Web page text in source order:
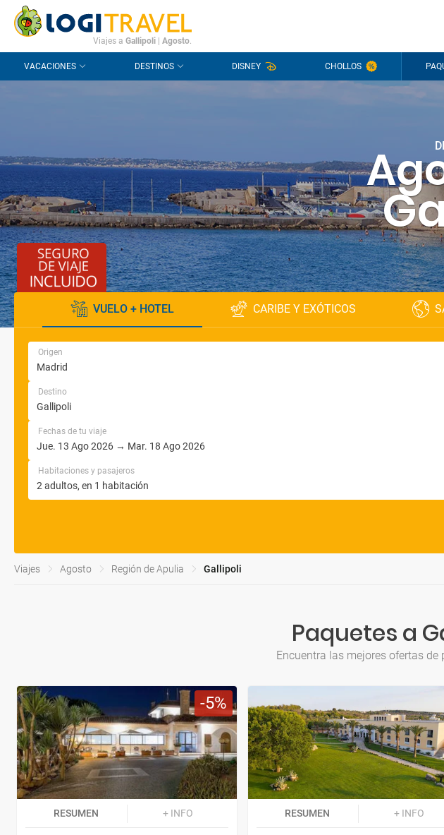
CONTACTO PREGUNTAS FRECUENTES
Viajes a Gallipoli| Agosto.
VACACIONES DESTINOS DISNEY CHOLLOS
VUELO + HOTEL CARIBE Y EXÓTICOS
Origen
Destino
Fechas de tu viaje
Habitaciones y pasajeros
Viajes Agosto Región de Apulia Gallipoli
Paquetes a
Encuentra las mejores ofertas
5
RESUMEN + INFO RESUMEN + INFO